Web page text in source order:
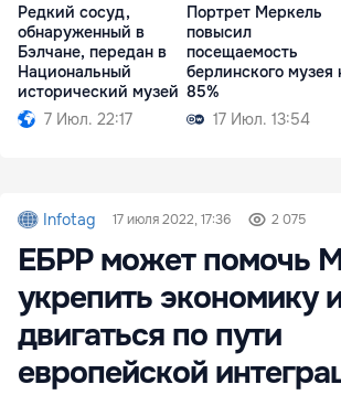
Редкий сосуд,
обнаруженный в
Бэлчане, передан в
Национальный
исторический музей
7 Июл. 22:17
Портрет Меркель
повысил
посещаемость
берлинского музея
85%
17 Июл. 13:54
Infotag 17 июля 2022, 17:36 2 075
ЕБРР может помочь
укрепить экономику
двигаться по пути
европейской